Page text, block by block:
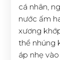
cá nhân,
nước ấm
xương
thể nhúng
áp nhẹ vào